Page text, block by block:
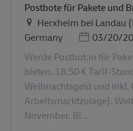
Postbote für Pakete und
Местоположение
Herxheim bei Landau
Germany
Дата03/20/
Werde Postbot:in für
bieten. 18,50 € Tarif-
Weihnachtsgeld und
Arbeitsmarktzulage).
November. Bi...